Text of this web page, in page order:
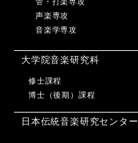
管・打楽専攻
声楽専攻
音楽学専攻
大学院音楽研究科
修士課程
博士（後期）課程
日本伝統音楽研究センター